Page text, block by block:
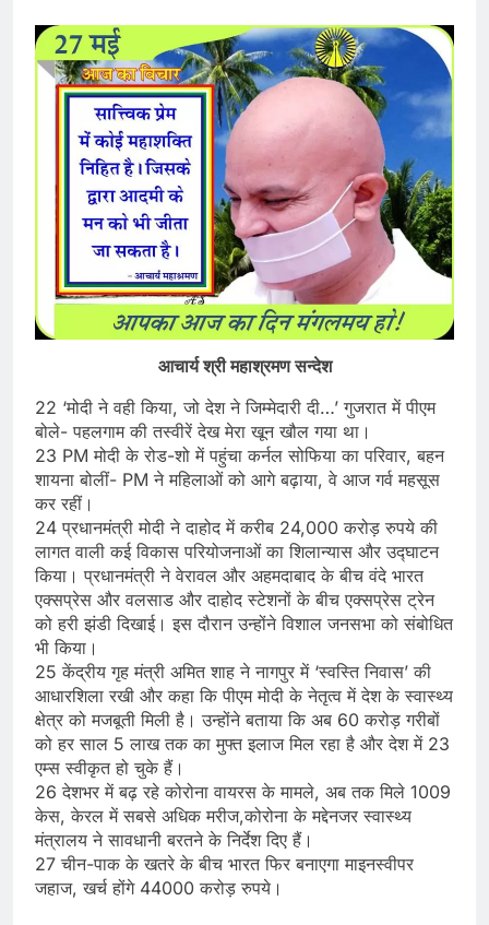
आचार्य श्री महाश्रमण सन्देश
22 ‘मोदी ने वही किया, जो देश ने जिम्मेदारी दी…’ गुजरात में पीएम
बोले- पहलगाम की तस्वीरें देख मेरा खून खौल गया था।
23 PM मोदी के रोड-शो में पहुंचा कर्नल सोफिया का परिवार, बहन
शायना बोलीं- PM ने महिलाओं को आगे बढ़ाया, वे आज गर्व महसूस
कर रहीं।
24 प्रधानमंत्री मोदी ने दाहोद में करीब 24,000 करोड़ रुपये की
लागत वाली कई विकास परियोजनाओं का शिलान्यास और उद्घाटन
किया। प्रधानमंत्री ने वेरावल और अहमदाबाद के बीच वंदे भारत
एक्सप्रेस और वलसाड और दाहोद स्टेशनों के बीच एक्सप्रेस ट्रेन
को हरी झंडी दिखाई। इस दौरान उन्होंने विशाल जनसभा को संबोधित
भी किया।
25 केंद्रीय गृह मंत्री अमित शाह ने नागपुर में ‘स्वस्ति निवास’ की
आधारशिला रखी और कहा कि पीएम मोदी के नेतृत्व में देश के स्वास्थ्य
क्षेत्र को मजबूती मिली है। उन्होंने बताया कि अब 60 करोड़ गरीबों
को हर साल 5 लाख तक का मुफ्त इलाज मिल रहा है और देश में 23
एम्स स्वीकृत हो चुके हैं।
26 देशभर में बढ़ रहे कोरोना वायरस के मामले, अब तक मिले 1009
केस, केरल में सबसे अधिक मरीज,कोरोना के मद्देनजर स्वास्थ्य
मंत्रालय ने सावधानी बरतने के निर्देश दिए हैं।
27 चीन-पाक के खतरे के बीच भारत फिर बनाएगा माइनस्वीपर
जहाज, खर्च होंगे 44000 करोड़ रुपये।